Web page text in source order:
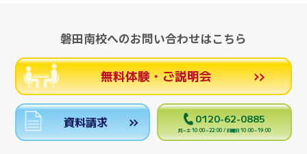
磐田南校へのお問い合わせはこちら
無料体験・ご説明会
資料請求 0120-62-0885
月～土 10:00～22:00 / 日曜日 10:00～19:00